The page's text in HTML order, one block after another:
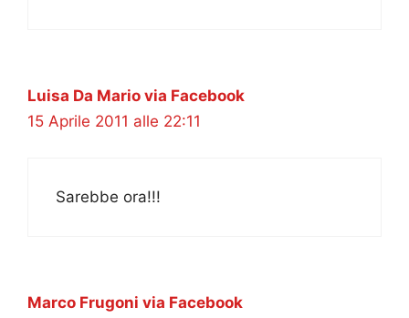
Luisa Da Mario via Facebook
15 Aprile 2011 alle 22:11
Sarebbe ora!!!
Marco Frugoni via Facebook